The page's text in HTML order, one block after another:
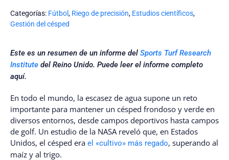
Categorías: Fútbol, Riego de precisión, Estudios científicos,
Gestión del césped
Este es un resumen de un informe del Sports Turf Research
Institute del Reino Unido. Puede leer el informe completo
aquí.
En todo el mundo, la escasez de agua supone un reto
importante para mantener un césped frondoso y verde en
diversos entornos, desde campos deportivos hasta campos
de golf. Un estudio de la NASA reveló que, en Estados
Unidos, el césped era el «cultivo» más regado, superando al
maíz y al trigo.